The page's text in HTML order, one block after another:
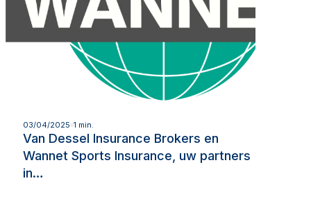
03/04/2025 1 min.
Van Dessel Insurance Brokers en
Wannet Sports Insurance, uw partners
in…
Lees meer